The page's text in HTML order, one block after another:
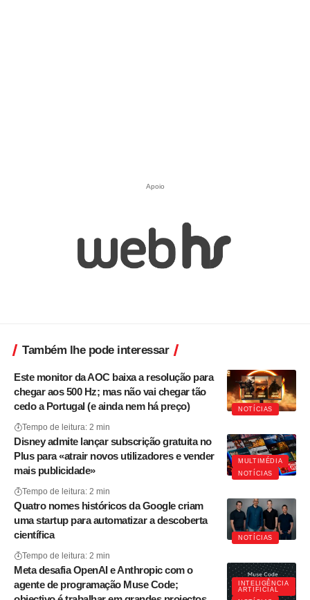
Apoio
Também lhe pode interessar
NOTÍCIAS
Este monitor da AOC baixa a resolução para
chegar aos 500 Hz; mas não vai chegar tão
cedo a Portugal (e ainda nem há preço)
Tempo de leitura: 2 min
MULTIMÉDIA
NOTÍCIAS
Disney admite lançar subscrição gratuita no
Plus para «atrair novos utilizadores e vender
mais publicidade»
Tempo de leitura: 2 min
NOTÍCIAS
Quatro nomes históricos da Google criam
uma startup para automatizar a descoberta
científica
Tempo de leitura: 2 min
INTELIGÊNCIA
ARTIFICIAL
Meta desafia OpenAI e Anthropic com o
agente de programação Muse Code;